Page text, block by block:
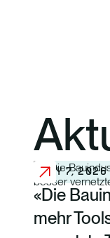
MAY 7, 2026
«Die
mehr